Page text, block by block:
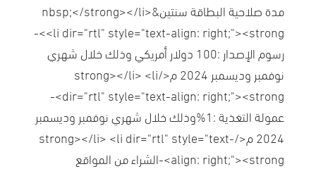
مدة صلاحية البطاقة سنتين&nbsp;</strong></li>
<li dir="rtl" style="text-align: right;"><strong>-
رسوم الإصدار :100 دولار أمريكي وذلك خلال شهري
نوفمبر وديسمبر 2024 م</strong></li> <li
dir="rtl" style="text-align: right;"><strong>-
عمولة التغذية :1%وذلك خلال شهري نوفمبر وديسمبر
2024 م</strong></li> <li dir="rtl" style="text-
align: right;"><strong>-الشراء من المواقع